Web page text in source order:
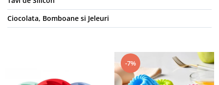
Ciocolata, Bomboane si Jeleuri
-7%